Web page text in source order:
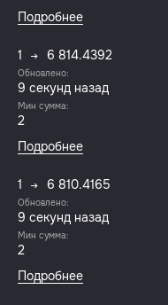
Подробнее
1 6 814.4392
Обновлено:
10 секунд назад
Мин сумма:
2
Подробнее
1 6 810.4165
Обновлено:
10 секунд назад
Мин сумма:
2
Подробнее